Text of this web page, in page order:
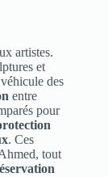
artistes.
et
des
entre
pour
. Ces
tout